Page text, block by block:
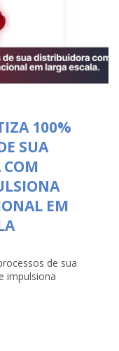
100%
SUA
COM
EM
de sua
impulsiona